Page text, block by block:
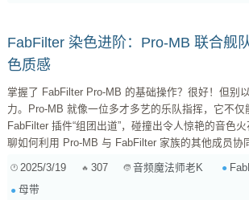
FabFilter 染色进阶：Pro-MB 联合舰
色质感
掌握了 FabFilter Pro-MB 的基础操作？很好！但别
力。Pro-MB 就像一位多才多艺的乐队指挥，它不仅
FabFilter 插件“组团出道”，碰撞出令人惊艳的音色
聊如何利用 Pro-MB 与 FabFilter 家族的其他成员协
非万能。它擅长的是动态处理和频率均衡，但在音
2025/3/19 307 音频魔法师老K
母带